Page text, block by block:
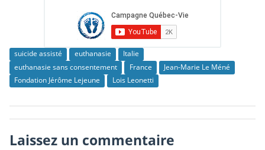
suicide assisté euthanasie
Italie
euthanasie sans consentement
France
Jean-Marie Le Méné
Fondation Jérôme Lejeune
Lois Leonetti
Laissez un commentaire